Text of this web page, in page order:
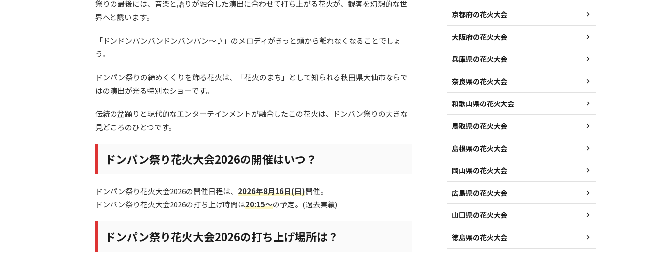
祭りの最後には、音楽と語りが融合した演出に合わせて打ち上がる花火が、観客を幻想的な世
界へと誘います。
「ドンドンパンパンドンパンパン～♪」のメロディがきっと頭から離れなくなることでしょ
う。
ドンパン祭りの締めくくりを飾る花火は、「花火のまち」として知られる秋田県大仙市ならで
はの演出が光る特別なショーです。
伝統の盆踊りと現代的なエンターテインメントが融合したこの花火は、ドンパン祭りの大きな
見どころのひとつです。
ドンパン祭り花火大会2026の開催はいつ？
ドンパン祭り花火大会2026の開催日程は、 2026年8月16日(日)開催。
ドンパン祭り花火大会2026の打ち上げ時間は20:15～の予定。(過去実績)
ドンパン祭り花火大会2026の打ち上げ場所は？
京都府の花火大会
大阪府の花火大会
兵庫県の花火大会
奈良県の花火大会
和歌山県の花火大会
鳥取県の花火大会
島根県の花火大会
岡山県の花火大会
広島県の花火大会
山口県の花火大会
徳島県の花火大会